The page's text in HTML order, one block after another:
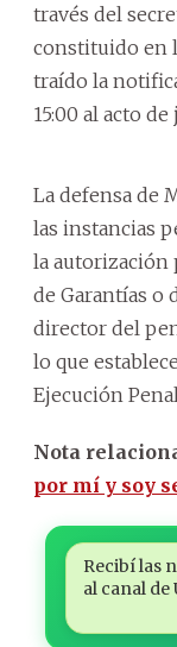
través del
constituido en
traído la
15:00 al acto
La defensa de
las instancias
la autorización
de Garantías o
director del
lo que
Ejecución
Nota
por mí y soy
Recibí las
al canal de